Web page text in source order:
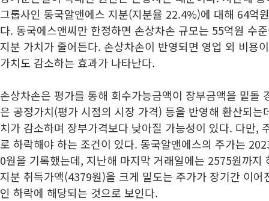
그룹사인 동국알앤에스 지분(지분율 22.4%)에 대해 64억
다. 동국에스앤씨만 한정하면 손상차손 규모는 55억원 수
지분 가치가 줄어든다. 손상차손이 반영되면 영업 외 비용
가치도 감소하는 효과가 나타난다.
손상차손은 평가를 통해 회수가능금액이 장부금액을 밑돌
은 공정가치(평가 시점의 시장 가격) 등을 반영해 환산되는
치가 감소하며 장부가격보다 낮아질 가능성이 있다. 다만,
로 하락해야 하는 조건이 있다. 동국알앤에스의 주가는
0원을 기록했는데, 지난해 마지막 거래일에는 2575원까지
지분 취득가액(4379원)을 크게 밑도는 주가가 장기간 이어
인 하락에 해당되는 것으로 보인다.